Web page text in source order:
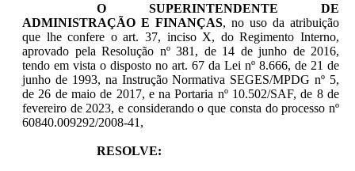
O SUPERINTENDENTE DE
ADMINISTRAÇÃO E FINANÇAS, no uso da atribuição
que lhe confere o art. 37, inciso X, do Regimento Interno,
aprovado pela Resolução nº 381, de 14 de junho de 2016,
tendo em vista o disposto no art. 67 da Lei nº 8.666, de 21 de
junho de 1993, na Instrução Normativa SEGES/MPDG nº 5,
de 26 de maio de 2017, e na Portaria nº 10.502/SAF, de 8 de
fevereiro de 2023, e considerando o que consta do processo nº
60840.009292/2008-41,
RESOLVE: